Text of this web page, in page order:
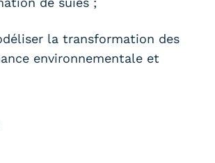
la transformation des
environnementale et